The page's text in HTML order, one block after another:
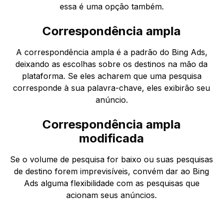
essa é uma opção também.
Correspondência ampla
A correspondência ampla é a padrão do Bing Ads,
deixando as escolhas sobre os destinos na mão da
plataforma. Se eles acharem que uma pesquisa
corresponde à sua palavra-chave, eles exibirão seu
anúncio.
Correspondência ampla
modificada
Se o volume de pesquisa for baixo ou suas pesquisas
de destino forem imprevisíveis, convém dar ao Bing
Ads alguma flexibilidade com as pesquisas que
acionam seus anúncios.